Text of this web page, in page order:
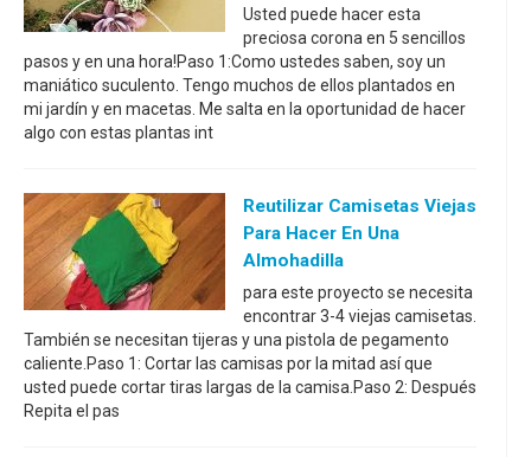
Usted puede hacer esta
preciosa corona en 5 sencillos
pasos y en una hora!Paso 1:Como ustedes saben, soy un
maniático suculento. Tengo muchos de ellos plantados en
mi jardín y en macetas. Me salta en la oportunidad de hacer
algo con estas plantas int
Reutilizar Camisetas Viejas
Para Hacer En Una
Almohadilla
para este proyecto se necesita
encontrar 3-4 viejas camisetas.
También se necesitan tijeras y una pistola de pegamento
caliente.Paso 1: Cortar las camisas por la mitad así que
usted puede cortar tiras largas de la camisa.Paso 2: Después
Repita el pas